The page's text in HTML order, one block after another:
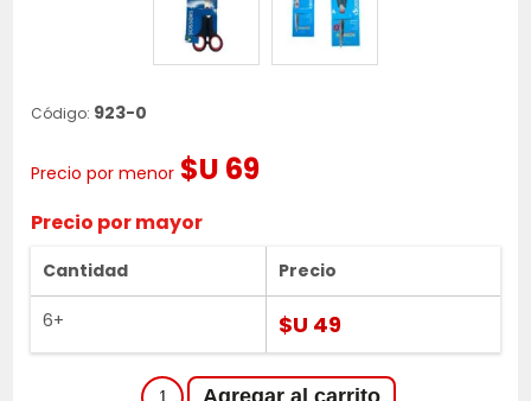
Código: 923-0
Precio por menor $U 69
Precio por mayor
Cantidad
6+
Precio
$U 49